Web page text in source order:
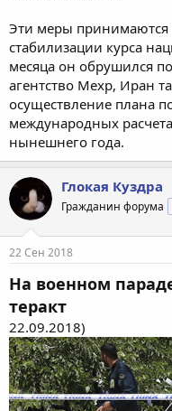
Эти меры принимаются
стабилизации курса
месяца он обрушился
агентство Мехр, Иран
осуществление плана
международных
нынешнего года.
Глокая Куздра
Гражданин форума
22 Сен 2018
На военном
теракт
22.09.2018)